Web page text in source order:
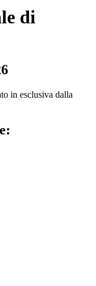
di
in esclusiva dalla